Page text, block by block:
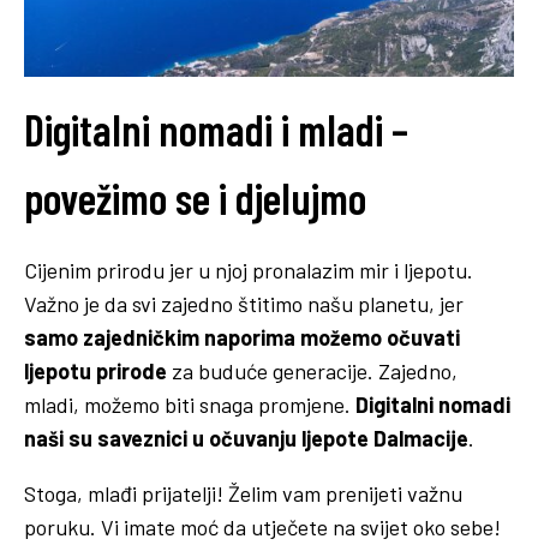
Digitalni nomadi i mladi –
povežimo se i djelujmo
Cijenim prirodu jer u njoj pronalazim mir i ljepotu.
Važno je da svi zajedno štitimo našu planetu, jer
samo zajedničkim naporima možemo očuvati
ljepotu prirode za buduće generacije. Zajedno,
mladi, možemo biti snaga promjene. Digitalni nomadi
naši su saveznici u očuvanju ljepote Dalmacije.
Stoga, mlađi prijatelji! Želim vam prenijeti važnu
poruku. Vi imate moć da utječete na svijet oko sebe!